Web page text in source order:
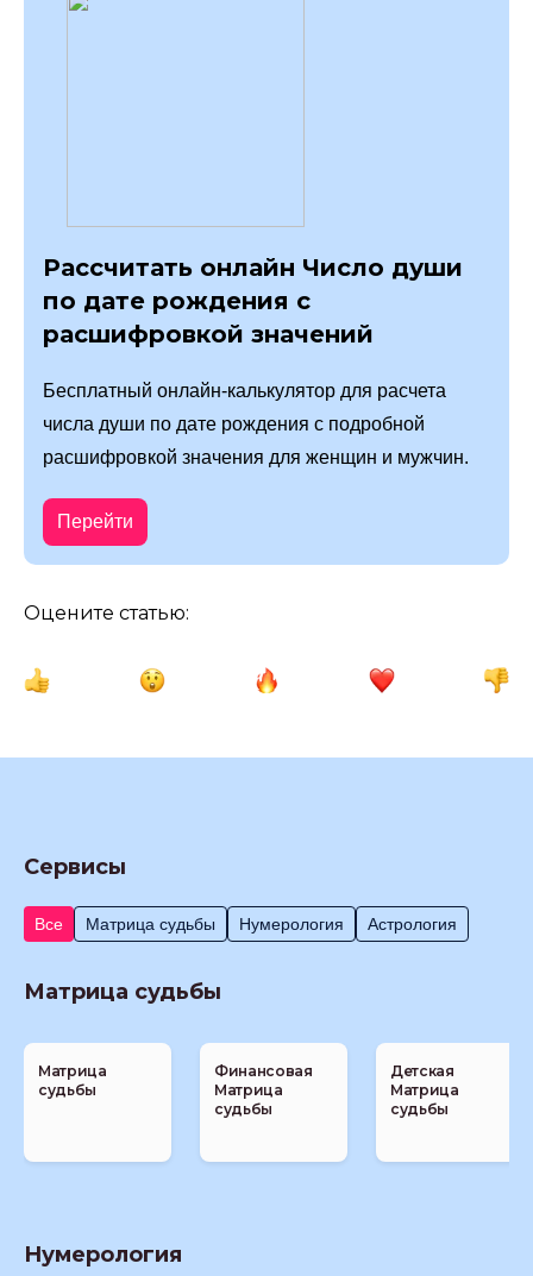
Рассчитать онлайн Число души
по дате рождения с
расшифровкой значений
Бесплатный онлайн-калькулятор для расчета
числа души по дате рождения с подробной
расшифровкой значения для женщин и мужчин.
Перейти
Оцените статью:
Сервисы
Все Матрица судьбы Нумерология Астрология
Матрица судьбы
Матрица
судьбы
Финансовая
Матрица
судьбы
Детская
Матрица
судьбы
Нумерология